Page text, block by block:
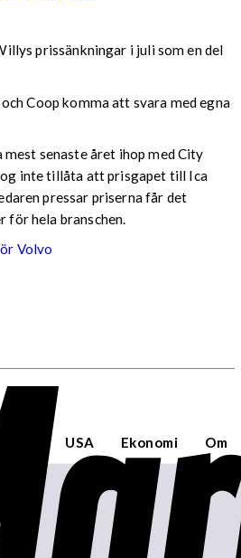
prissänkningar i juli som en del
Coop komma att svara med egna
senaste året ihop med City
inte tillåta att prisgapet till Ica
pressar priserna får det
för hela branschen.
Volvo
USA Ekonomi Om